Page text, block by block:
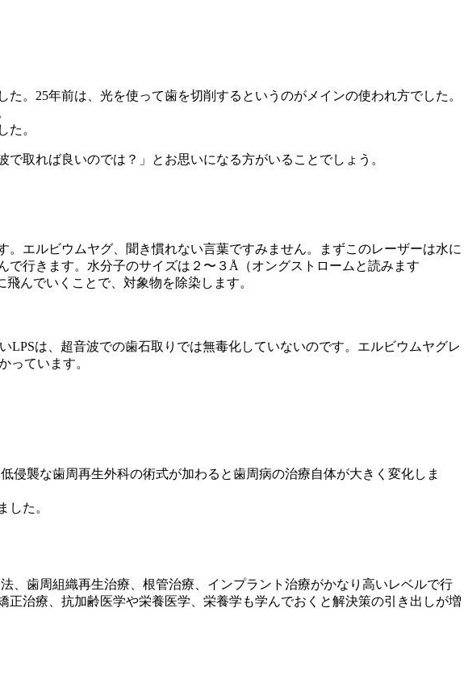
。25年前は、光を使って歯を切削するというのがメインの使われ方でした。
。
取れば良いのでは？」とお思いになる方がいることでしょう。
エルビウムヤグ、聞き慣れない言葉ですみません。まずこのレーザーは水に
行きます。水分子のサイズは２〜３Å（オングストロームと読みます
んでいくことで、対象物を除染します。
は、超音波での歯石取りでは無毒化していないのです。エルビウムヤグレ
っています。
侵襲な歯周再生外科の術式が加わると歯周病の治療自体が大きく変化しま
した。
、歯周組織再生治療、根管治療、インプラント治療がかなり高いレベルで行
治療、抗加齢医学や栄養医学、栄養学も学んでおくと解決策の引き出しが増